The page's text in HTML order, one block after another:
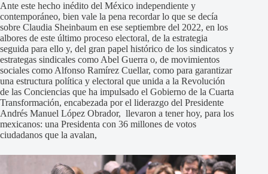
Ante este hecho inédito del México independiente y
contemporáneo, bien vale la pena recordar lo que se decía
sobre Claudia Sheinbaum en ese septiembre del 2022, en los
albores de este último proceso electoral, de la estrategia
seguida para ello y, del gran papel histórico de los sindicatos y
estrategas sindicales como Abel Guerra o, de movimientos
sociales como Alfonso Ramírez Cuellar, como para garantizar
una estructura política y electoral que unida a la Revolución
de las Conciencias que ha impulsado el Gobierno de la Cuarta
Transformación, encabezada por el liderazgo del Presidente
Andrés Manuel López Obrador, llevaron a tener hoy, para los
mexicanos: una Presidenta con 36 millones de votos
ciudadanos que la avalan,